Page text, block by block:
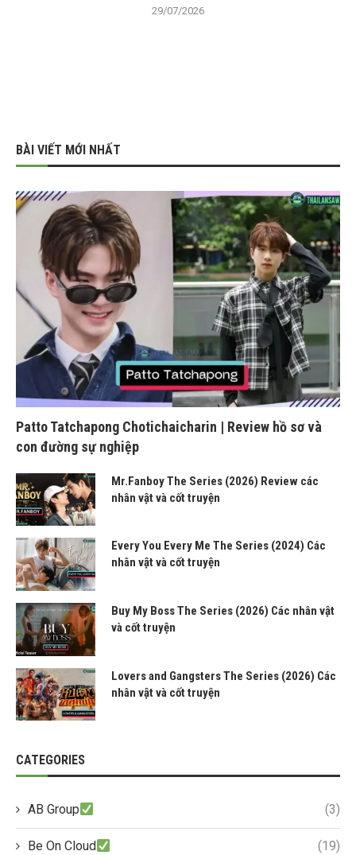
29/07/2026
BÀI VIẾT MỚI NHẤT
Patto Tatchapong Chotichaicharin | Review hồ sơ và
con đường sự nghiệp
Mr.Fanboy The Series (2026) Review các
nhân vật và cốt truyện
Every You Every Me The Series (2024) Các
nhân vật và cốt truyện
Buy My Boss The Series (2026) Các nhân vật
và cốt truyện
Lovers and Gangsters The Series (2026) Các
nhân vật và cốt truyện
CATEGORIES
AB Group (3)
Be On Cloud (19)